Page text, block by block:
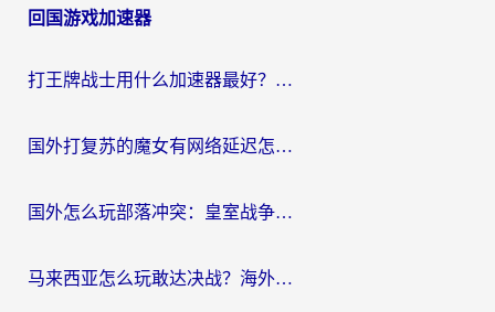
回国游戏加速器
打王牌战士用什么加速器最好？海外玩家的终极选择指南
国外打复苏的魔女有网络延迟怎么办？2026海外玩家国服游戏加速全攻略
国外怎么玩部落冲突：皇室战争不卡？海外玩家畅玩国服游戏终极指南
马来西亚怎么玩敢达决战？海外党国服游戏加速避坑指南（附实测推荐）